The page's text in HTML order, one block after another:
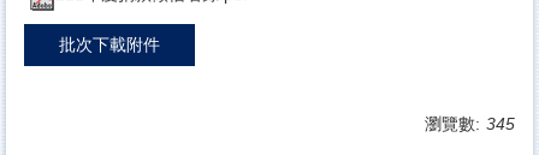
批次下載附件
瀏覽數: 345